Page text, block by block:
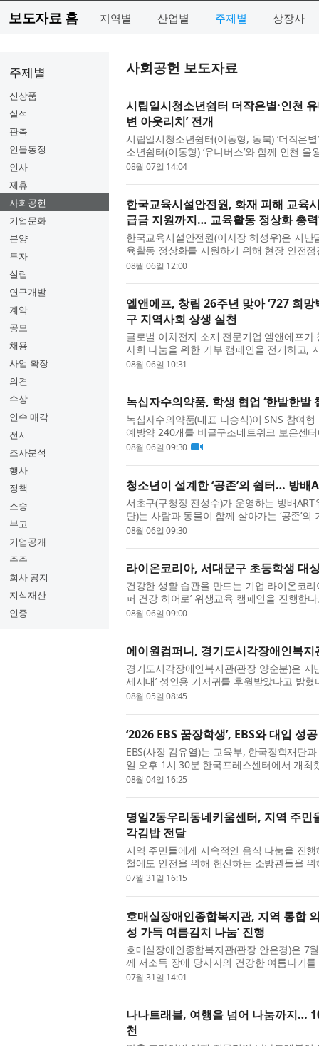
보도자료 홈 지역별 산업별 주제별 상장사
주제별
신상품
실적
판촉
인물동정
인사
제휴
사회공헌
기업문화
분양
투자
설립
연구개발
계약
공모
채용
사업 확장
의견
수상
인수 매각
전시
조사분석
행사
정책
소송
부고
기업공개
주주
회사 공지
지식재산
인증
사회공헌 보도자료
시립일시청소년쉼터 더작은별·인천
변 아웃리치’ 전개
시립일시청소년쉼터(이동형, 동북) ‘더작은
소년쉼터(이동형) ‘유니버스’와 함께 인천
식 개선을 위한 기관 연합 ‘해변...
08월 07일 14:04
한국교육시설안전원, 화재 피해 교육
급금 지원까지… 교육활동 정상화 총력
한국교육시설안전원(이사장 허성우)은 지
육활동 정상화를 지원하기 위해 현장 안전
허성우 한국교육시설안전원 이사장...
08월 06일 12:00
엘앤에프, 창립 26주년 맞아 ‘727 희
구 지역사회 상생 실천
글로벌 이차전지 소재 전문기업 엘앤에프
사회 나눔을 위한 기부 캠페인을 전개하고,
행했다고 밝혔다. 이번 캠페인은...
08월 06일 10:31
녹십자수의약품, 학생 협업 ‘한발한발
녹십자수의약품(대표 나승식)이 SNS 참여
예방약 240개를 비글구조네트워크 보은센
튼국제학교 학생 프로젝트 ‘Pawf...
08월 06일 09:30
청소년이 설계한 ‘공존’의 쉼터… 방배
서초구(구청장 전성수)가 운영하는 방배
단)는 사람과 동물이 함께 살아가는 ‘공존’
딱공작소’를 성공적으로 마무리했...
08월 06일 09:30
라이온코리아, 서대문구 초등학생 대
건강한 생활 습관을 만드는 기업 라이온코
퍼 건강 히어로’ 위생교육 캠페인을 진행한
은 라이온코리아와 서대문구보건...
08월 06일 09:00
에이원컴퍼니, 경기도시각장애인복지
경기도시각장애인복지관(관장 양순분)은 지
세시대’ 성인용 기저귀를 후원받았다고 밝
인복지관이 함께하는 첫 나눔으로, ...
08월 05일 08:45
‘2026 EBS 꿈장학생’, EBS와 대입 성
EBS(사장 김유열)는 교육부, 한국장학재단
일 오후 1시 30분 한국프레스센터에서 개최
된 ‘EBS 꿈장학생’은 올해까지 16...
08월 04일 16:25
명일2동우리동네키움센터, 지역 주민
각김밥 전달
지역 주민들에게 지속적인 음식 나눔을 진
철에도 안전을 위해 헌신하는 소방관들을
방서길동 119안전센터를 방문해 아...
07월 31일 16:15
호매실장애인종합복지관, 지역 통합
성 가득 여름김치 나눔’ 진행
호매실장애인종합복지관(관장 안은경)은 7
께 저소득 장애 당사자의 건강한 여름나기
진행했다고 밝혔다. 호매실메디...
07월 31일 14:01
나나트래블, 여행을 넘어 나눔까지…
천